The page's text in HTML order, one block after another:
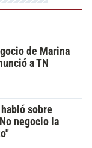
de Marina
a TN
sobre
negocio la